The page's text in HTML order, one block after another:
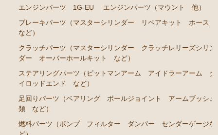
ーゲージなど）
シャフトブーツ など）
クラウン GS120 GS121 MS123 MS125
エンジンパーツ 6M-GEU MS125
エンジンパーツ M-TEU
エンジンパーツ 1G-EU
エンジンパーツ（マウント 他）
ブレーキパーツ（マスターシリンダー リペアキット ホース
など）
クラッチパーツ（マスターシリンダー クラッチレリーズシリン
ダー オーバーホールキット など）
ステアリングパーツ（ピットマンアーム アイドラーアーム タ
イロッドエンド など）
足回りパーツ（ベアリング ボールジョイント アームブッシュ
類 など）
燃料パーツ（ポンプ フィルター ダンパー センダーゲージな